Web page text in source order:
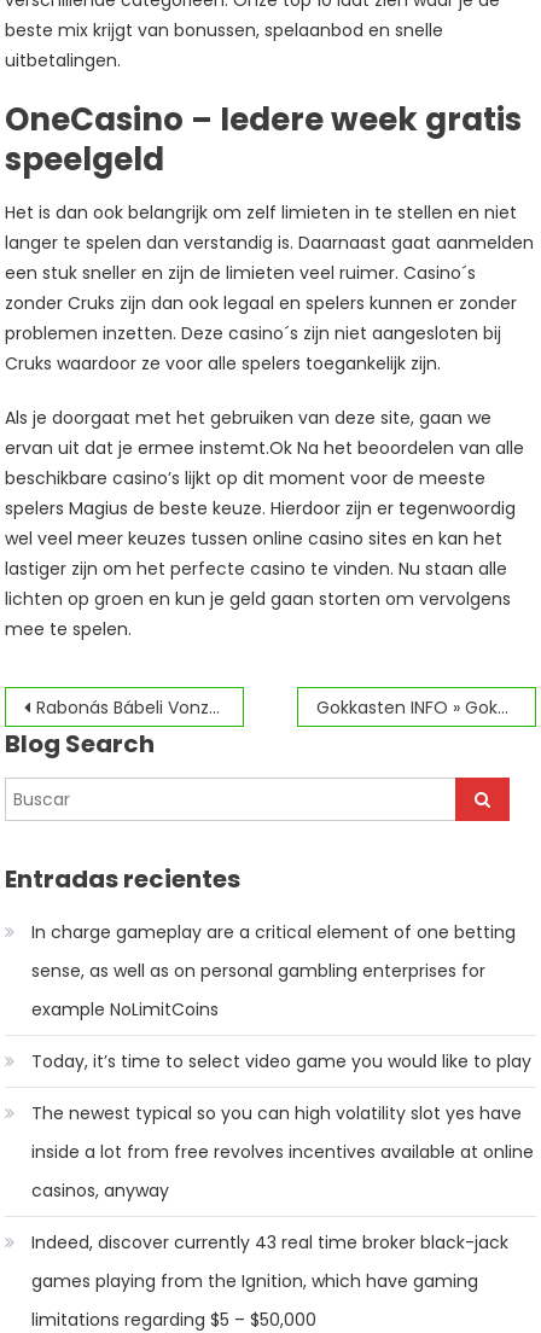
beste mix krijgt van bonussen, spelaanbod en snelle
uitbetalingen.
OneCasino – Iedere week gratis
speelgeld
Het is dan ook belangrijk om zelf limieten in te stellen en niet
langer te spelen dan verstandig is. Daarnaast gaat aanmelden
een stuk sneller en zijn de limieten veel ruimer. Casino´s
zonder Cruks zijn dan ook legaal en spelers kunnen er zonder
problemen inzetten. Deze casino´s zijn niet aangesloten bij
Cruks waardoor ze voor alle spelers toegankelijk zijn.
Als je doorgaat met het gebruiken van deze site, gaan we
ervan uit dat je ermee instemt.Ok Na het beoordelen van alle
beschikbare casino’s lijkt op dit moment voor de meeste
spelers Magius de beste keuze. Hierdoor zijn er tegenwoordig
wel veel meer keuzes tussen online casino sites en kan het
lastiger zijn om het perfecte casino te vinden. Nu staan alle
lichten op groen en kun je geld gaan storten om vervolgens
mee te spelen.
Navegación
de
entradas
Rabonás Bábeli Vonzataik Ablakai Gokkasten INFO » Gokkasten Gratis Online Spelen
Blog Search
Entradas recientes
In charge gameplay are a critical element of one betting
sense, as well as on personal gambling enterprises for
example NoLimitCoins
Today, it’s time to select video game you would like to play
The newest typical so you can high volatility slot yes have
inside a lot from free revolves incentives available at online
casinos, anyway
Indeed, discover currently 43 real time broker black-jack
games playing from the Ignition, which have gaming
limitations regarding $5 – $50,000